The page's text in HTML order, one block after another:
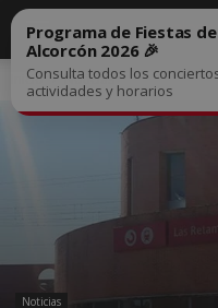
Inicio Noticias
Noticias
Programa de Fiestas de
Alcorcón 2026 🎉
Consulta todos los
actividades y horarios